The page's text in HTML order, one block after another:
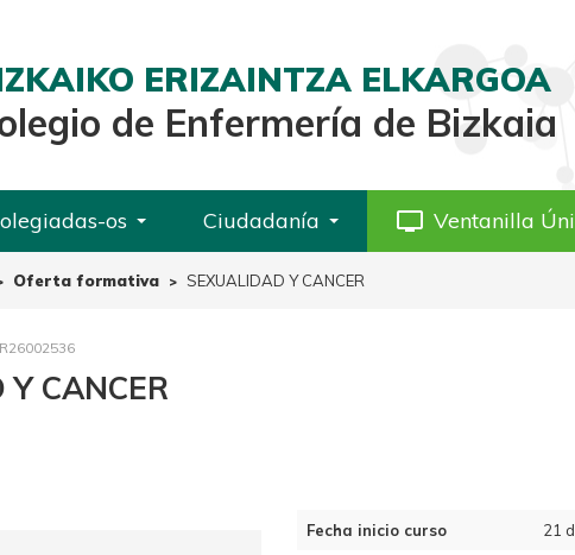
ERIZAINTZA ELKARGOA
de Enfermería de Bizkaia
os Ciudadanía personal_video Ventanilla
Oferta formativa SEXUALIDAD Y CANCER
CANCER
Fecha inicio curso 21